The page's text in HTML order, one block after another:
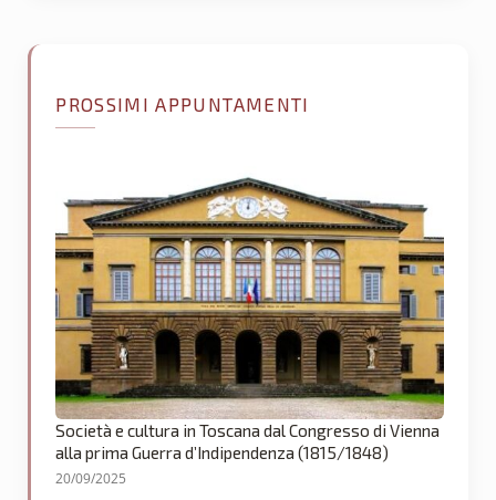
PROSSIMI APPUNTAMENTI
Società e cultura in Toscana dal Congresso di Vienna
alla prima Guerra d’Indipendenza (1815/1848)
20/09/2025